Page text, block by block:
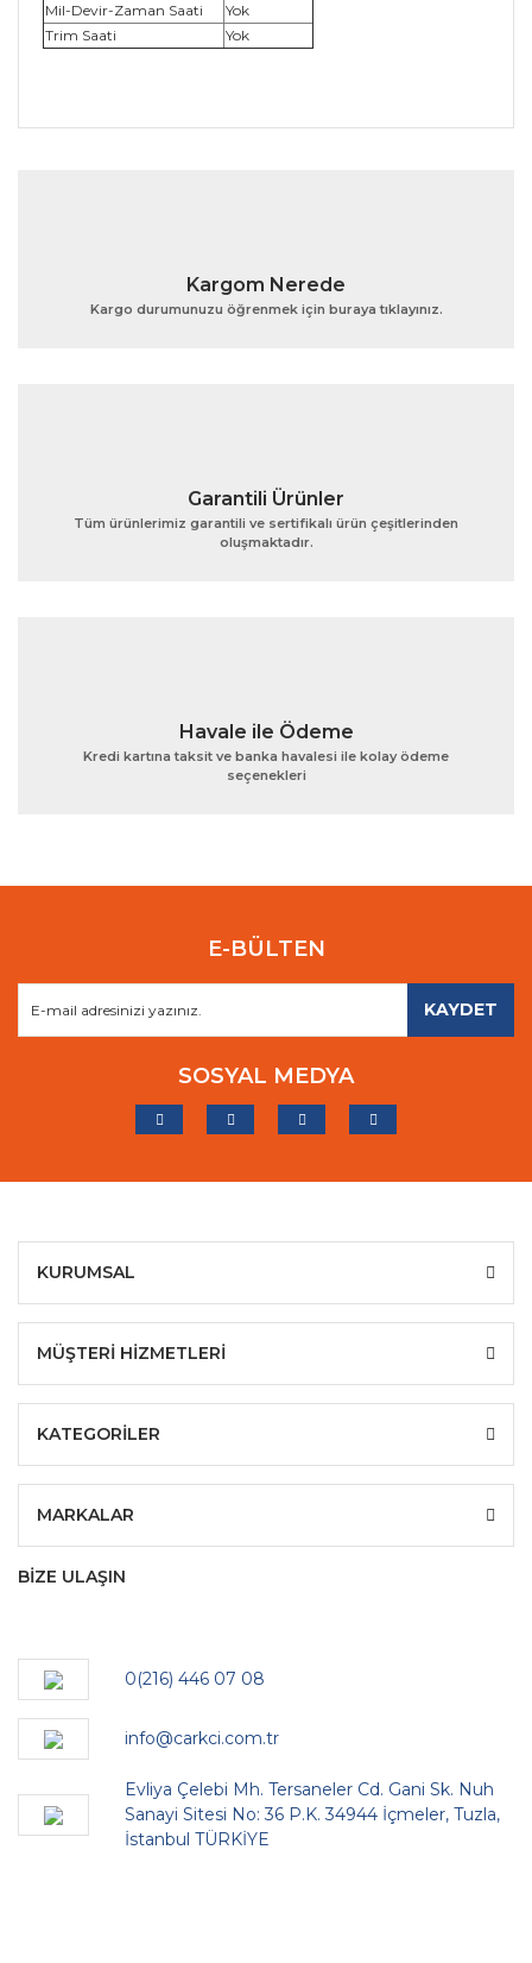
Mil-Devir-Zaman Saati
Yok
Trim Saati
Yok
Bu ürünün fiyat bilgisi, resim, ürün açıklamalarında ve
Ürün açıklamasında eksik bilgiler bulunuyor.
Gönder
Kargom Nerede
Kargo durumunuzu öğrenmek için buraya tıklayınız.
Garantili Ürünler
Tüm ürünlerimiz garantili ve sertifikalı ürün çeşitlerinden
oluşmaktadır.
Havale ile Ödeme
Kredi kartına taksit ve banka havalesi ile kolay ödeme
seçenekleri
E-BÜLTEN
KAYDET
SOSYAL MEDYA
KURUMSAL
MÜŞTERİ HİZMETLERİ
KATEGORİLER
MARKALAR
BİZE ULAŞIN
0(216) 446 07 08
info@carkci.com.tr
Evliya Çelebi Mh. Tersaneler Cd. Gani Sk. Nuh
Sanayi Sitesi No: 36 P.K. 34944 İçmeler, Tuzla,
İstanbul TÜRKİYE